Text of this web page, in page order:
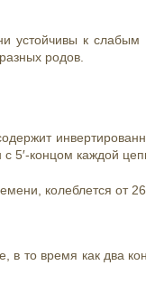
к слабым
родов.
5′-концом каждой
колеблется от
в то время как два